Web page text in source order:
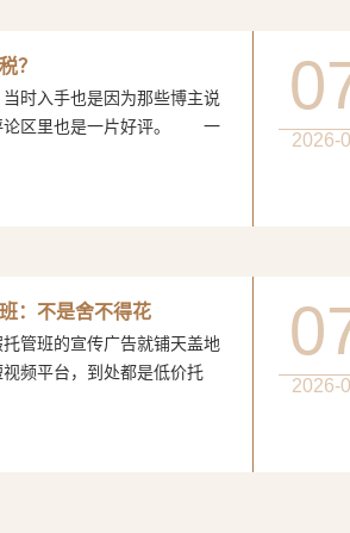
？
入手也是因为那些博主说
论区里也是一片好评。 一
2026-
：不是舍不得花
班的宣传广告就铺天盖地
频平台，到处都是低价托
2026-